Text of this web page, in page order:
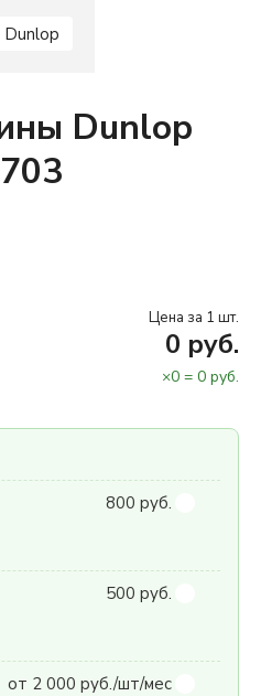
Dunlop
Dunlop
Цена за 1 шт.
0 руб.
×0 = 0 руб.
800 руб.
500 руб.
от 2 000 руб./шт/мес